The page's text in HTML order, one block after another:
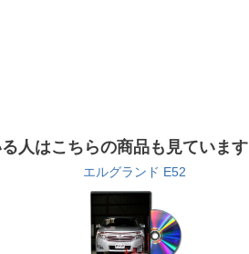
人はこちらの商品も見ています
エルグランド E52